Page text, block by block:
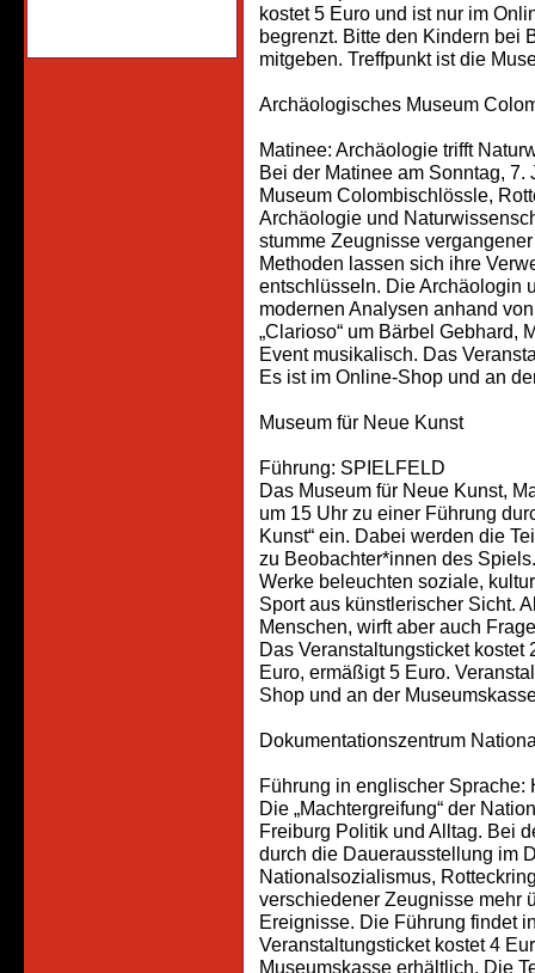
kostet 5 Euro und ist nur im
begrenzt. Bitte den Kindern bei
mitgeben. Treffpunkt ist die
Archäologisches Museum
Matinee: Archäologie trifft
Bei der Matinee am Sonntag,
Museum Colombischlössle,
Archäologie und
stumme Zeugnisse
Methoden lassen sich ihre
entschlüsseln. Die Archäologin
modernen Analysen anhand
„Clarioso“ um Bärbel Gebhard,
Event musikalisch. Das
Es ist im Online-Shop und an
Museum für Neue Kunst
Führung: SPIELFELD
Das Museum für Neue Kunst,
um 15 Uhr zu einer Führung
Kunst“ ein. Dabei werden die
zu Beobachter*innen des
Werke beleuchten soziale,
Sport aus künstlerischer Sicht.
Menschen, wirft aber auch
Das Veranstaltungsticket kostet
Euro, ermäßigt 5 Euro.
Shop und an der
Dokumentationszentrum
Führung in englischer Sprache:
Die „Machtergreifung“ der
Freiburg Politik und Alltag. Bei
durch die Dauerausstellung im
Nationalsozialismus,
verschiedener Zeugnisse mehr
Ereignisse. Die Führung findet
Veranstaltungsticket kostet 4
Museumskasse erhältlich. Die